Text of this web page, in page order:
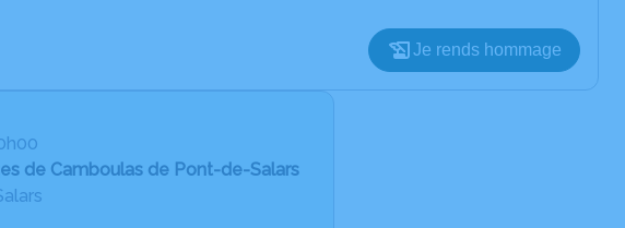
Je rends hommage
de Camboulas de Pont-de-Salars